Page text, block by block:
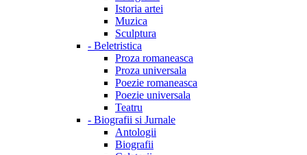
Istoria artei
Muzica
Sculptura
- Beletristica
Proza romaneasca
Proza universala
Poezie romaneasca
Poezie universala
Teatru
- Biografii si Jurnale
Antologii
Biografii